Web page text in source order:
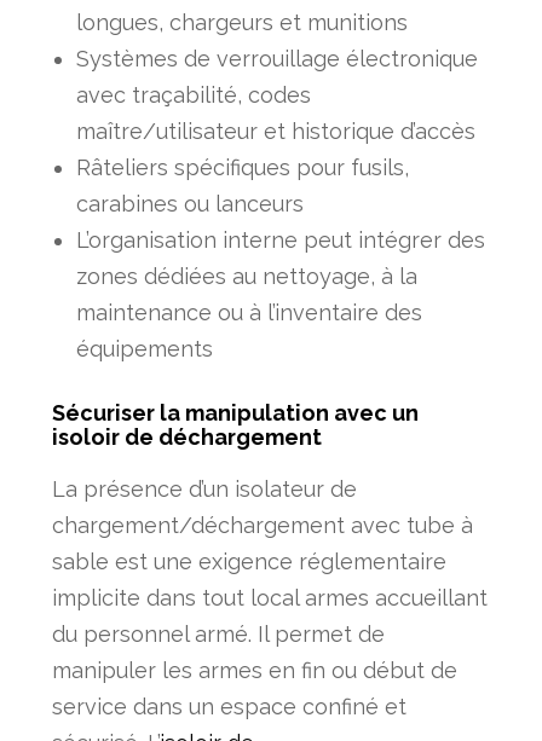
longues, chargeurs et munitions
Systèmes de verrouillage électronique
avec traçabilité, codes
maître/utilisateur et historique d’accès
Râteliers spécifiques pour fusils,
carabines ou lanceurs
L’organisation interne peut intégrer des
zones dédiées au nettoyage, à la
maintenance ou à l’inventaire des
équipements
Sécuriser la manipulation avec un
isoloir de déchargement
La présence d’un isolateur de
chargement/déchargement avec tube à
sable est une exigence réglementaire
implicite dans tout local armes accueillant
du personnel armé. Il permet de
manipuler les armes en fin ou début de
service dans un espace confiné et